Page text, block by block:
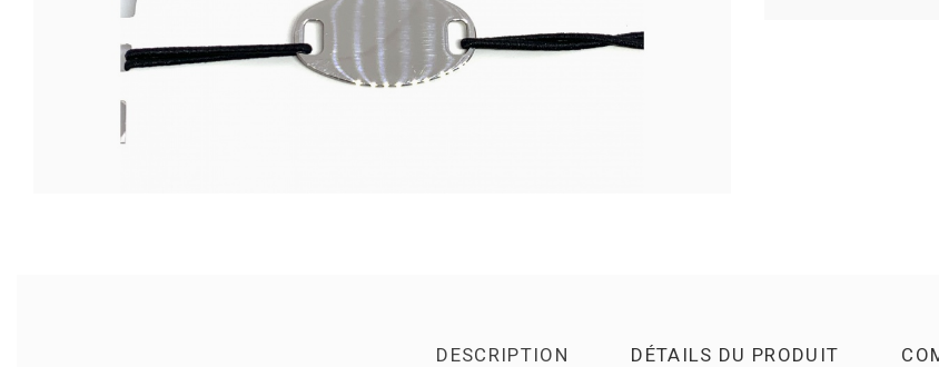
DESCRIPTION DÉTAILS DU PRODUIT